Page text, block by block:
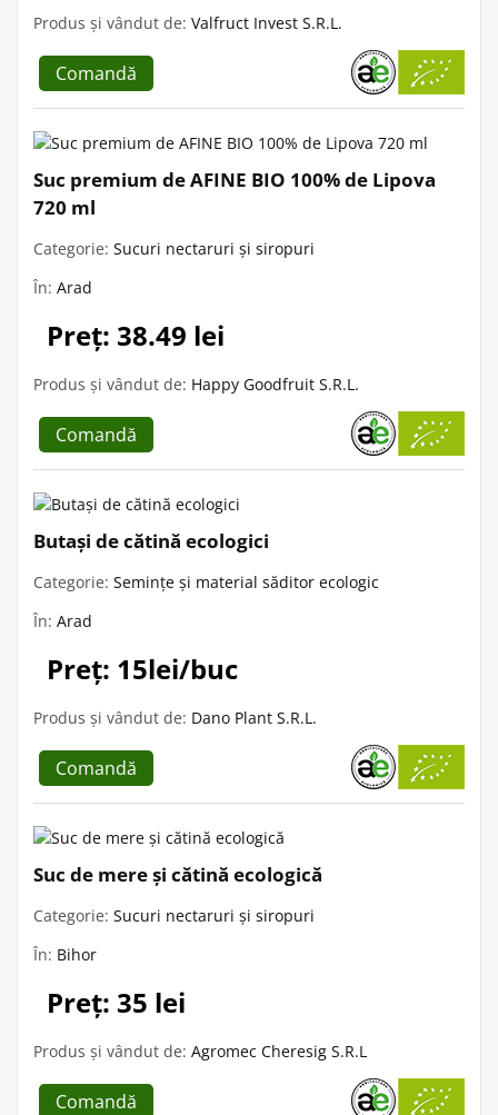
Produs și vândut de: Valfruct Invest S.R.L.
Comandă
Suc premium de AFINE BIO 100% de Lipova
720 ml
Categorie: Sucuri nectaruri și siropuri
În: Arad
Preț: 38.49 lei
Produs și vândut de: Happy Goodfruit S.R.L.
Comandă
Butași de cătină ecologici
Categorie: Semințe și material săditor ecologic
În: Arad
Preț: 15lei/buc
Produs și vândut de: Dano Plant S.R.L.
Comandă
Suc de mere și cătină ecologică
Categorie: Sucuri nectaruri și siropuri
În: Bihor
Preț: 35 lei
Produs și vândut de: Agromec Cheresig S.R.L
Comandă